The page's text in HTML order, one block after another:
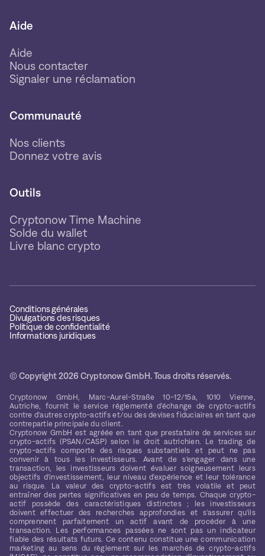
Aide
Aide
Nous contacter
Signaler une réclamation
Communauté
Nos clients
Donnez votre avis
Outils
Cryptonow Time Machine
Solde du wallet
Livre blanc crypto
Conditions générales
Divulgations des risques
Politique de confidentialité
Informations juridiques
© Copyright 2026 Cryptonow GmbH. Tous droits réservés.
Cryptonow GmbH, Marc-Aurel-Straße 10-12/15a, 1010 Vienne,
Autriche, fournit le service réglementé d'échange de crypto-actifs
contre d'autres crypto-actifs et/ou des devises fiduciaires en tant que
contrepartie principale du client.
Cryptonow GmbH est agréée en tant que prestataire de services sur
crypto-actifs (PSAN/CASP) selon le droit autrichien. Le trading de
crypto-actifs comporte des risques substantiels et peut ne pas
convenir à tous les investisseurs. Avant de s'engager dans une
transaction, les investisseurs doivent évaluer soigneusement leurs
objectifs d'investissement, leur niveau d'expérience et leur tolérance
au risque. La valeur des crypto-actifs est très volatile et peut
entraîner des pertes significatives en peu de temps. Chaque crypto-
actif possède des caractéristiques distinctes ; les investisseurs
doivent effectuer des recherches approfondies et s'assurer qu'ils
comprennent parfaitement un actif avant de procéder à une
transaction. Les performances passées ne sont pas un indicateur
fiable des résultats futurs. Ce contenu constitue une communication
marketing au sens du règlement sur les marchés de crypto-actifs